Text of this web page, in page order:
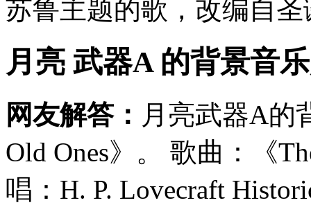
苏鲁主题的歌，改编自
月亮 武器A 的背景音
网友解答： 月亮武器A的
Old Ones》。 歌曲：《
唱：H. P. Lovecraft